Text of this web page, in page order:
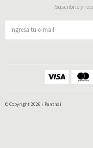
¡Suscribite y
© Copyright 2026 / Panthai